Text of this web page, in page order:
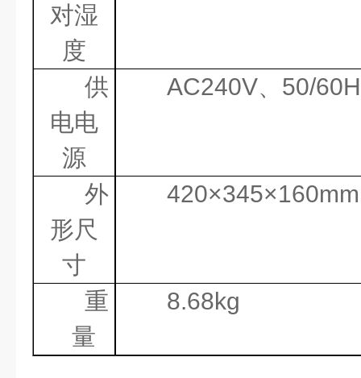
对湿
度
供
电电
源
AC240V、 50/
外
形尺
寸
420×345×160mm
重
量
8.68kg